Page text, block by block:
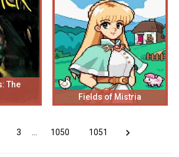
The
Fields of Mistria
3 1050 1051